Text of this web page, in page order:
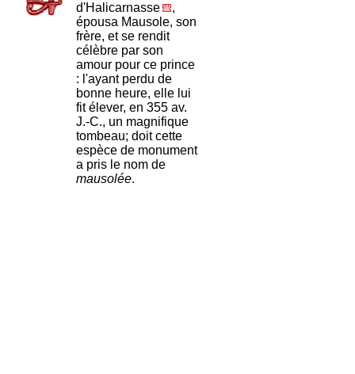
d'Halicarnasse
,
épousa Mausole, son
frère, et se rendit
célèbre par son
amour pour ce prince
: l'ayant perdu de
bonne heure, elle lui
fit élever, en 355 av.
J.-C., un magnifique
tombeau; doit cette
espèce de monument
a pris le nom de
mausolée.